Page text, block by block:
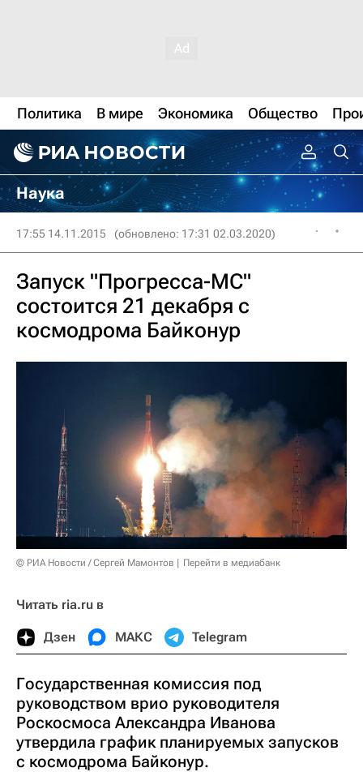
Политика В мире Экономика Общество
Наука
17:55 14.11.2015 (обновлено: 17:31 02.03.2020)
Запуск "Прогресса-МС"
состоится 21 декабря с
космодрома Байконур
© РИА Новости / Сергей Мамонтов Перейти в медиабанк
Читать ria.ru в
Дзен МАКС Telegram
Государственная комиссия под
руководством врио руководителя
Роскосмоса Александра Иванова
утвердила график планируемых запусков
с космодрома Байконур.